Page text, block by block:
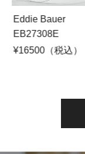
Bauer
（税込）